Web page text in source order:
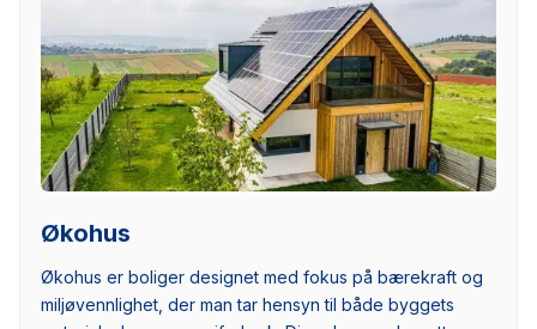
Økohus
Økohus er boliger designet med fokus på bærekraft og
miljøvennlighet, der man tar hensyn til både byggets